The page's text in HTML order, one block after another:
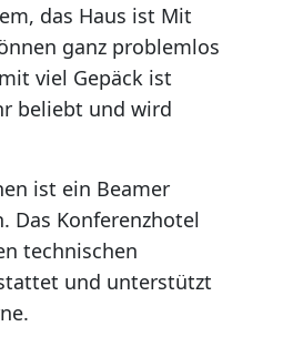
das Haus ist Mit
ganz problemlos
viel Gepäck ist
beliebt und wird
ist ein Beamer
Das Konferenzhotel
technischen
und unterstützt